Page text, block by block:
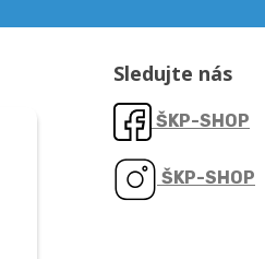
Sledujte nás
ŠKP-SHOP
ŠKP-SHOP